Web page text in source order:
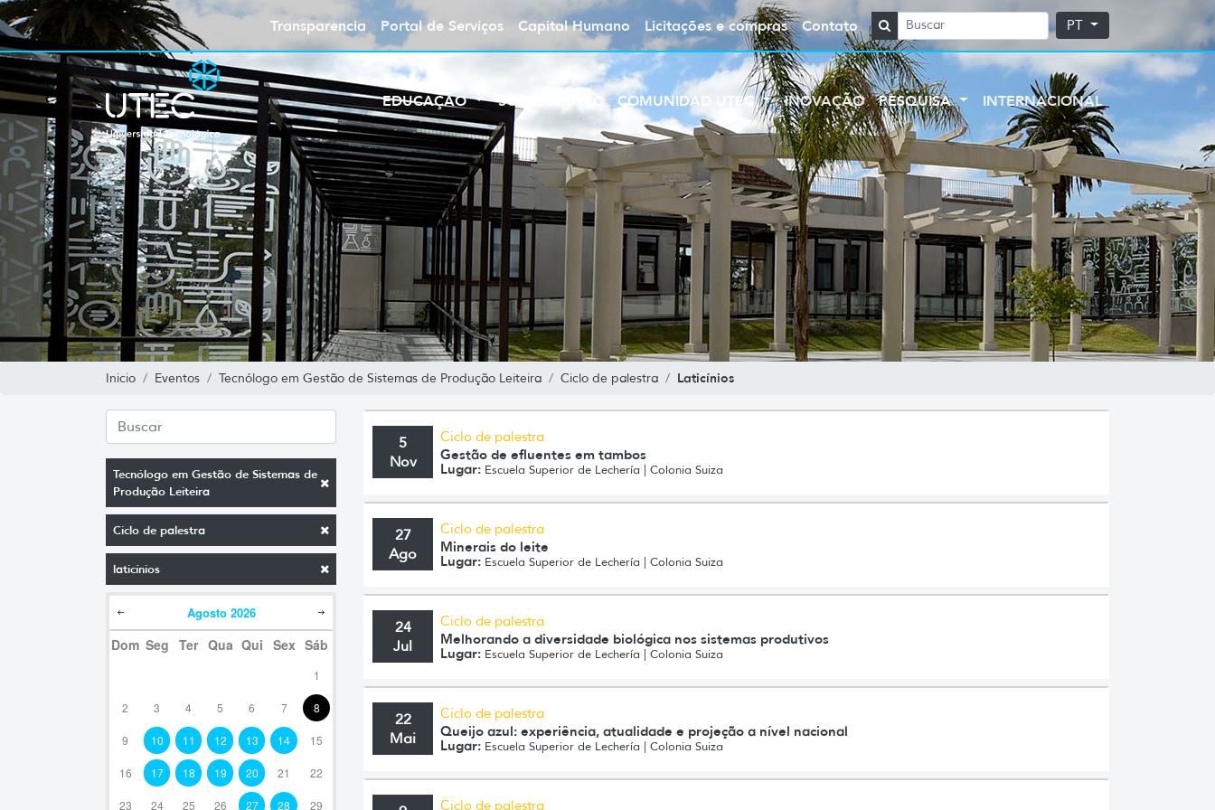
Transparencia Portal de Serviços Capital Humano Licitações e compras Contato PT
EDUCAÇÃO SOBRE A UTEC COMUNIDAD UTEC INOVAÇÃO PESQUISA INTERNACIONAL
Inicio Eventos Tecnólogo em Gestão de Sistemas de Produção Leiteira Ciclo de palestra Laticínios
Tecnólogo em Gestão de Sistemas de
Produção Leiteira
Ciclo de palestra
laticínios
Agosto 2026
Dom Seg Ter Qua Qui Sex Sáb
1
2 3 4 5 6 7 8
9 10 11 12 13 14 15
16 17 18 19 20 21 22
23 24 25 26 27 28 29
5
Nov
Ciclo de palestra
Gestão de efluentes em tambos
Lugar: Escuela Superior de Lechería | Colonia Suiza
27
Ago
Ciclo de palestra
Minerais do leite
Lugar: Escuela Superior de Lechería | Colonia Suiza
24
Jul
Ciclo de palestra
Melhorando a diversidade biológica nos sistemas produtivos
Lugar: Escuela Superior de Lechería | Colonia Suiza
22
Mai
Ciclo de palestra
Queijo azul: experiência, atualidade e projeção a nível nacional
Lugar: Escuela Superior de Lechería | Colonia Suiza
Ciclo de palestra